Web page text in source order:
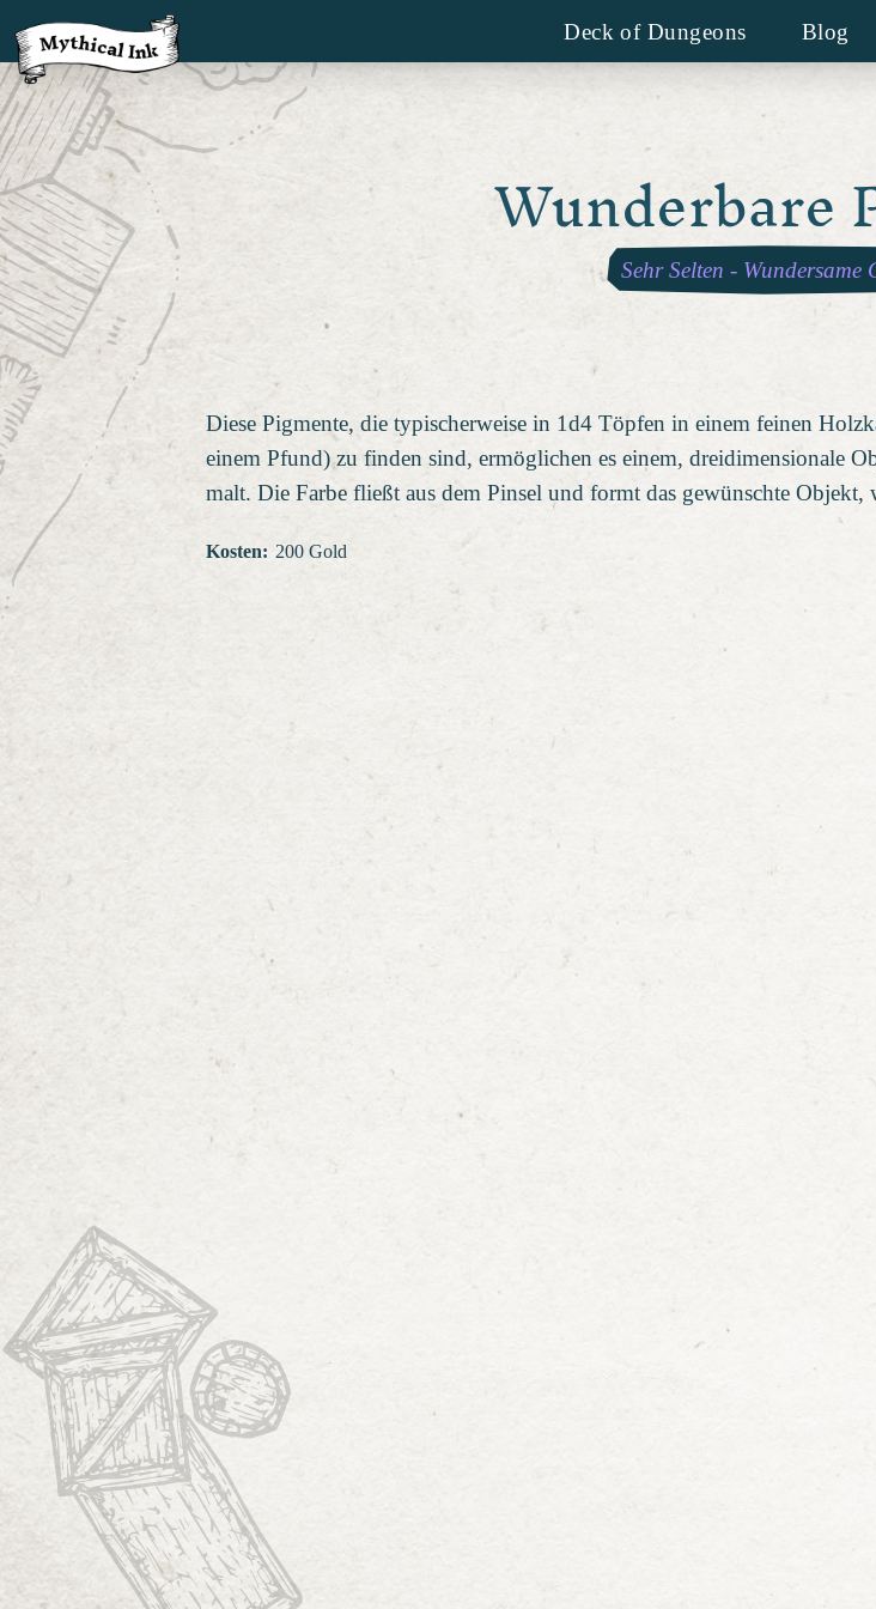
Deck of Dungeons Blog
Wunderbare
Sehr Selten - Wundersame
Diese Pigmente, die typischerweise in 1d4 Töpfen in einem feinen
einem Pfund) zu finden sind, ermöglichen es einem, dreidimensionale
malt. Die Farbe fließt aus dem Pinsel und formt das gewünschte
Kosten: 200 Gold